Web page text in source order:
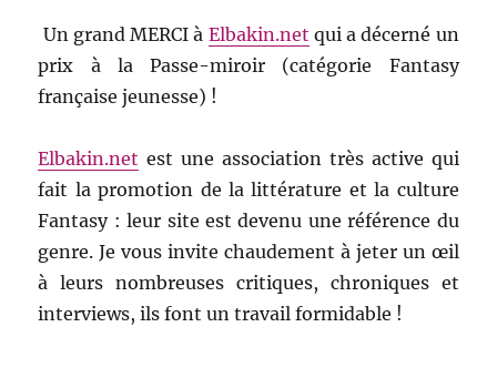
Un grand MERCI à Elbakin.net qui a décerné un
prix à la Passe-miroir (catégorie Fantasy
française jeunesse) !
Elbakin.net est une association très active qui
fait la promotion de la littérature et la culture
Fantasy : leur site est devenu une référence du
genre. Je vous invite chaudement à jeter un œil
à leurs nombreuses critiques, chroniques et
interviews, ils font un travail formidable !